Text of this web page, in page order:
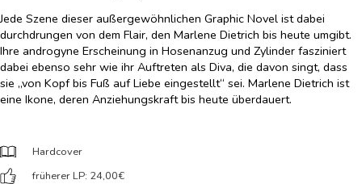
Jede Szene dieser außergewöhnlichen Graphic Novel ist dabei
durchdrungen von dem Flair, den Marlene Dietrich bis heute umgibt.
Ihre androgyne Erscheinung in Hosenanzug und Zylinder fasziniert
dabei ebenso sehr wie ihr Auftreten als Diva, die davon singt, dass
sie „von Kopf bis Fuß auf Liebe eingestellt“ sei. Marlene Dietrich ist
eine Ikone, deren Anziehungskraft bis heute überdauert.
Hardcover
früherer LP: 24,00€